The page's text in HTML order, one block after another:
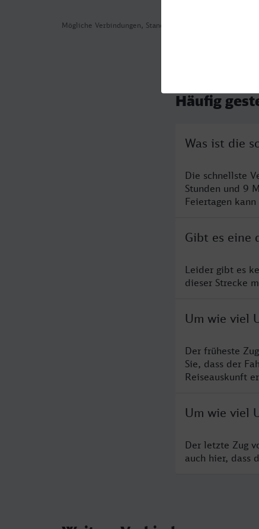
Mögliche Verbindungen, Stand: 2026-08-02 01:47
Häufig
Was ist die
Die schnellste
Stunden und 9
Feiertagen
Gibt es eine
Leider gibt es
dieser Strecke
Um wie viel
Der früheste
Sie, dass der
Reiseauskunft
Um wie viel
Der letzte Zug
auch hier, dass